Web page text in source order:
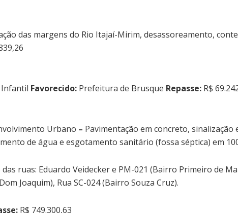
das margens do Rio Itajaí-Mirim, desassoreamento,
Infantil Favorecido: Prefeitura de Brusque Repasse: R$
Urbano – Pavimentação em concreto, sinalização
de água e esgotamento sanitário (fossa séptica) em
ruas: Eduardo Veidecker e PM-021 (Bairro Primeiro de
Joaquim), Rua SC-024 (Bairro Souza Cruz).
R$ 749.300,63